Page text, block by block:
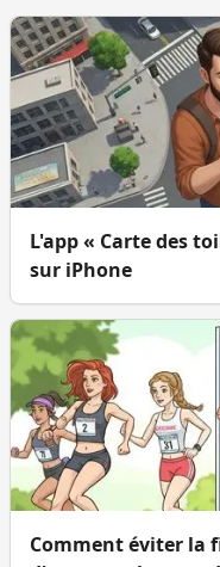
L'app « Carte des
sur iPhone
Comment éviter la